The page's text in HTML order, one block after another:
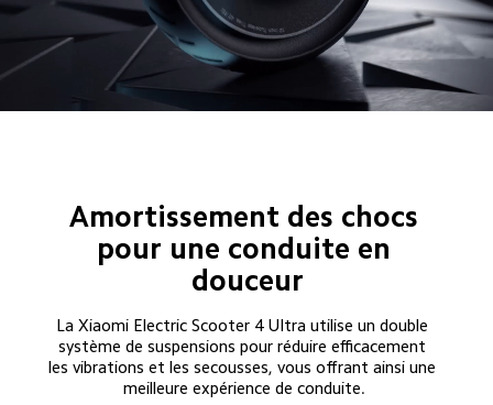
Amortissement des chocs
pour une conduite en
douceur
La Xiaomi Electric Scooter 4 Ultra utilise un double
système de suspensions pour réduire efficacement
les vibrations et les secousses, vous offrant ainsi une
meilleure expérience de conduite.